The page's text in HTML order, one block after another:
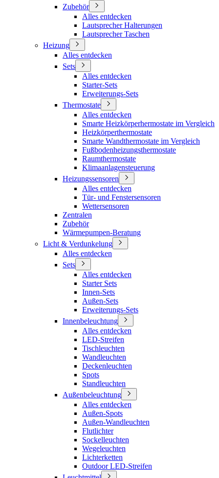
Zubehör
Alles entdecken
Lautsprecher Halterungen
Lautsprecher Taschen
Heizung
Alles entdecken
Sets
Alles entdecken
Starter-Sets
Erweiterungs-Sets
Thermostate
Alles entdecken
Smarte Heizkörperhermostate im Vergleich
Heizkörperthermostate
Smarte Wandthermostate im Vergleich
Fußbodenheizungsthermostate
Raumthermostate
Klimaanlagensteuerung
Heizungssensoren
Alles entdecken
Tür- und Fenstersensoren
Wettersensoren
Zentralen
Zubehör
Wärmepumpen-Beratung
Licht & Verdunkelung
Alles entdecken
Sets
Alles entdecken
Starter Sets
Innen-Sets
Außen-Sets
Erweiterungs-Sets
Innenbeleuchtung
Alles entdecken
LED-Streifen
Tischleuchten
Wandleuchten
Deckenleuchten
Spots
Standleuchten
Außenbeleuchtung
Alles entdecken
Außen-Spots
Außen-Wandleuchten
Flutlichter
Sockelleuchten
Wegeleuchten
Lichterketten
Outdoor LED-Streifen